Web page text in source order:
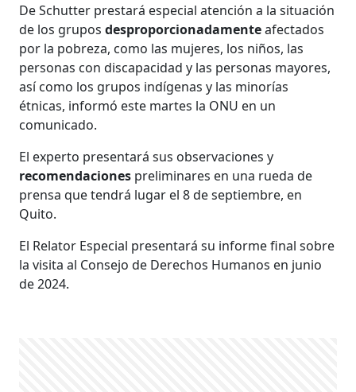
De Schutter prestará especial atención a la situación
de los gruposdesproporcionadamenteafectados
por la pobreza, como las mujeres, los niños, las
personas con discapacidad y las personas mayores,
así como los grupos indígenas y las minorías
étnicas, informó este martes la ONU en un
comunicado.
El experto presentará sus observaciones y
recomendaciones preliminares en una rueda de
prensa que tendrá lugar el 8 de septiembre, en
Quito.
El Relator Especial presentará su informe final sobre
la visita al Consejo de Derechos Humanos en junio
de 2024.